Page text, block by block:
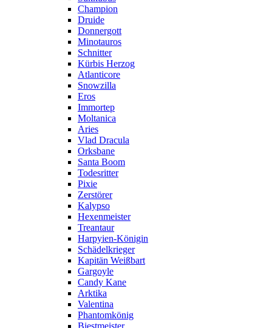
Champion
Druide
Donnergott
Minotauros
Schnitter
Kürbis Herzog
Atlanticore
Snowzilla
Eros
Immortep
Moltanica
Aries
Vlad Dracula
Orksbane
Santa Boom
Todesritter
Pixie
Zerstörer
Kalypso
Hexenmeister
Treantaur
Harpyien-Königin
Schädelkrieger
Kapitän Weißbart
Gargoyle
Candy Kane
Arktika
Valentina
Phantomkönig